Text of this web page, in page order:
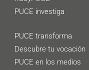
PUCE investiga
PUCE transforma
Descubre tu vocación
PUCE en los medios